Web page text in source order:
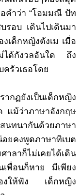
คำว่า “โอมมณี ปัท
รอบ เดินไปเดินมา
เด็กหญิงตังเม เมื่อ
ม่ได้กังวลอันใด ถึง
ครัวเธอโดย
ากฏยังเป็นเด็กหญิง
แม้ว่าภาษาอังกฤษ
นทนากันด้วยภาษา
ยคงพูดภาษาทิเบต
ลาก็ไม่เคยได้เดิน
เพื่อนก็หาย มีเพียง
องให้ฟัง เด็กหญิง